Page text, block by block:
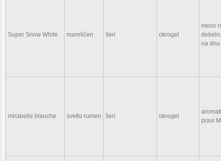
Super Snow White mareličen šeri okrogel
meso
na dnu
mirabelle blanche svetlo rumen šeri okrogel
pravi